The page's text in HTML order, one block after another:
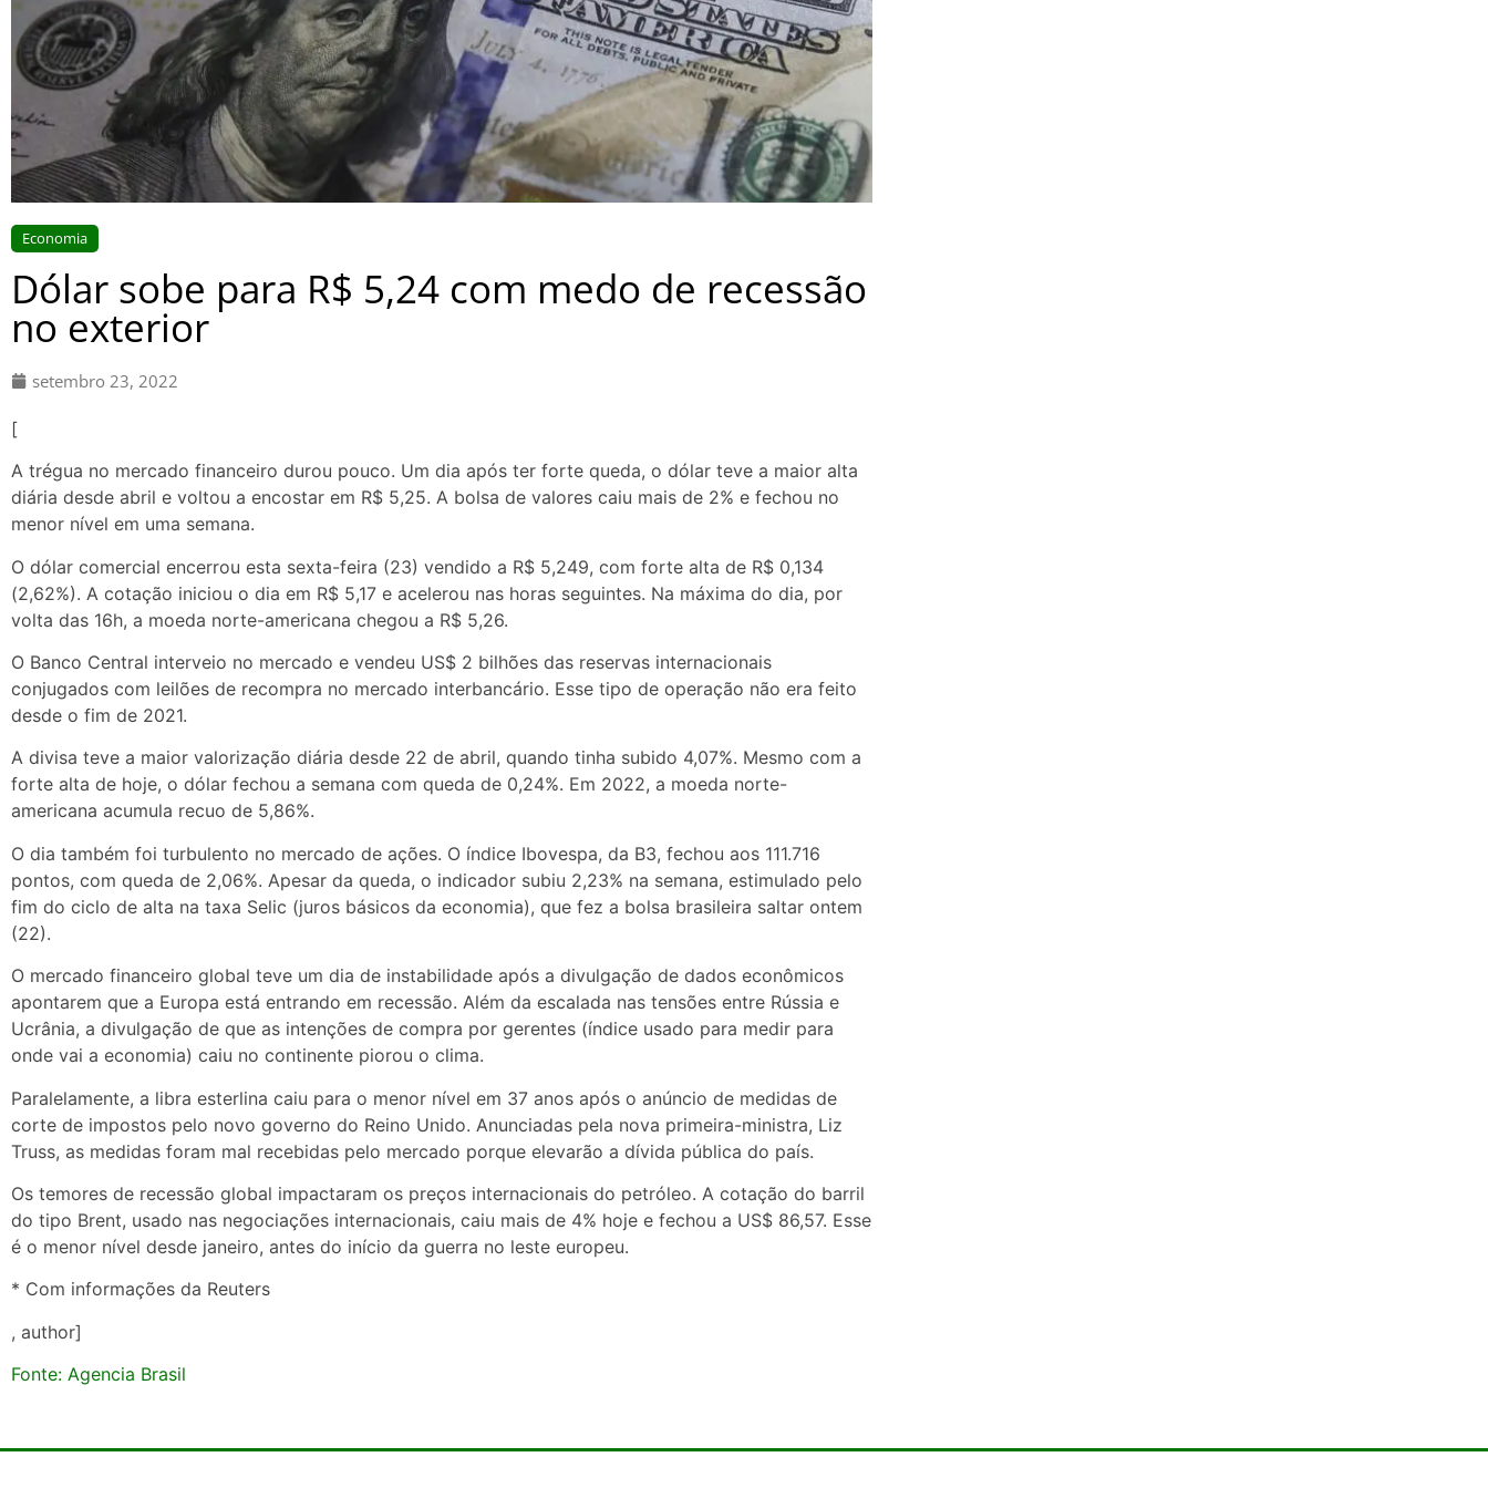
Economia
Dólar sobe para R$ 5,24 com medo de recessão
no exterior
setembro 23, 2022
[
A trégua no mercado financeiro durou pouco. Um dia após ter forte queda, o dólar teve a maior alta
diária desde abril e voltou a encostar em R$ 5,25. A bolsa de valores caiu mais de 2% e fechou no
menor nível em uma semana.
O dólar comercial encerrou esta sexta-feira (23) vendido a R$ 5,249, com forte alta de R$ 0,134
(2,62%). A cotação iniciou o dia em R$ 5,17 e acelerou nas horas seguintes. Na máxima do dia, por
volta das 16h, a moeda norte-americana chegou a R$ 5,26.
O Banco Central interveio no mercado e vendeu US$ 2 bilhões das reservas internacionais
conjugados com leilões de recompra no mercado interbancário. Esse tipo de operação não era feito
desde o fim de 2021.
A divisa teve a maior valorização diária desde 22 de abril, quando tinha subido 4,07%. Mesmo com a
forte alta de hoje, o dólar fechou a semana com queda de 0,24%. Em 2022, a moeda norte-
americana acumula recuo de 5,86%.
O dia também foi turbulento no mercado de ações. O índice Ibovespa, da B3, fechou aos 111.716
pontos, com queda de 2,06%. Apesar da queda, o indicador subiu 2,23% na semana, estimulado pelo
fim do ciclo de alta na taxa Selic (juros básicos da economia), que fez a bolsa brasileira saltar ontem
(22).
O mercado financeiro global teve um dia de instabilidade após a divulgação de dados econômicos
apontarem que a Europa está entrando em recessão. Além da escalada nas tensões entre Rússia e
Ucrânia, a divulgação de que as intenções de compra por gerentes (índice usado para medir para
onde vai a economia) caiu no continente piorou o clima.
Paralelamente, a libra esterlina caiu para o menor nível em 37 anos após o anúncio de medidas de
corte de impostos pelo novo governo do Reino Unido. Anunciadas pela nova primeira-ministra, Liz
Truss, as medidas foram mal recebidas pelo mercado porque elevarão a dívida pública do país.
Os temores de recessão global impactaram os preços internacionais do petróleo. A cotação do barril
do tipo Brent, usado nas negociações internacionais, caiu mais de 4% hoje e fechou a US$ 86,57. Esse
é o menor nível desde janeiro, antes do início da guerra no leste europeu.
* Com informações da Reuters
, author]
Fonte: Agencia Brasil